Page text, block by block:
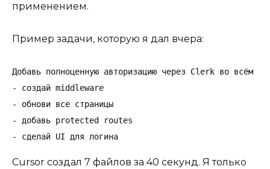
применением.
Пример задачи, которую я дал вчера:
Добавь полноценную авторизацию через Clerk во всём
- создай middleware
- обнови все страницы
- добавь protected routes
- сделай UI для логина
Cursor создал 7 файлов за 40 секунд. Я только